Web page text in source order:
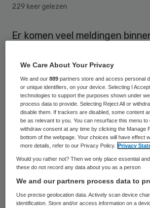
229 keer gelezen
Er komen veel meldingen
Daarom laat FNV Zorg &
meldpunt open langer staan
uit naar de hele sector zorg
Op het online meldpunt
stagiairs en medewerkers in
kinderopvang,
verpleeg- &
(VVT) sinds 3 november hun
delen. Op dit moment staat de
We Care About Your Privacy
We and our889 partners store and access personal
or unique identifiers, on your device. Selecting I
technologies to support the purposes shown under
process data to provide. Selecting Reject All or
disable them. If trackers are disabled, some content
be as relevant to you. You can resurface this menu
withdraw consent at any time by clicking the Manage
bottom of the webpage. Your choices will have effect
more details, refer to our Privacy Policy.
Privacy
Would you rather not? Then we only place essential
these do not record any data about you as a person
We and our partners process data to
Use precise geolocation data. Actively scan device
identification. Store and/or access information on a